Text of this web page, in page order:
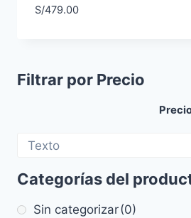
S/479.00
Filtrar por Precio
Categorías del
Sin categorizar(0)